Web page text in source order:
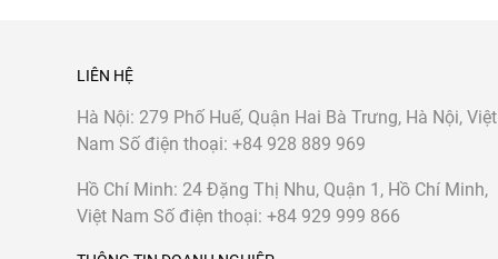
LIÊN HỆ
Hà Nội: 279 Phố Huế, Quận Hai Bà Trưng, Hà Nội, Việt
Nam Số điện thoại: +84 928 889 969
Hồ Chí Minh: 24 Đặng Thị Nhu, Quận 1, Hồ Chí Minh,
Việt Nam Số điện thoại: +84 929 999 866